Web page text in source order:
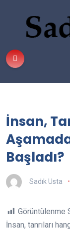
İnsan,
Başladı?
Sadık Usta
Görüntülenme
İnsan, tanrıları